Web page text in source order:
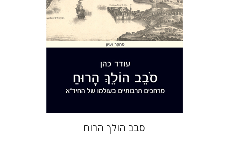
הנחת אתר ספר מודפס
$44
$40
סבב הולך הרוח